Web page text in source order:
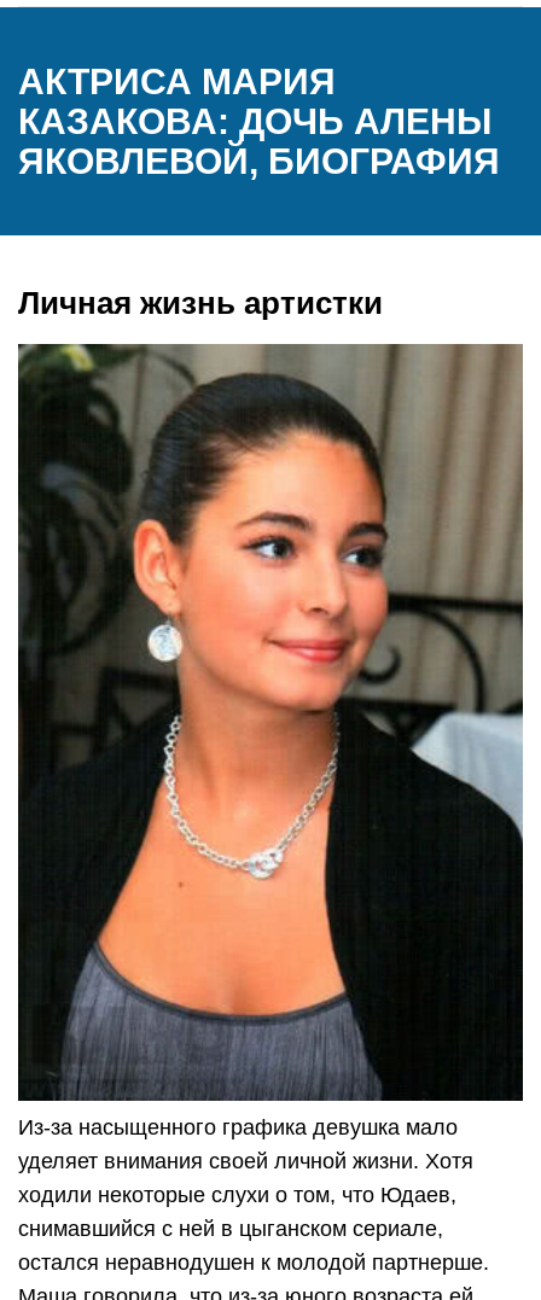
АКТРИСА МАРИЯ
КАЗАКОВА: ДОЧЬ АЛЕНЫ
ЯКОВЛЕВОЙ, БИОГРАФИЯ
Личная жизнь артистки
Из-за насыщенного графика девушка мало
уделяет внимания своей личной жизни. Хотя
ходили некоторые слухи о том, что Юдаев,
снимавшийся с ней в цыганском сериале,
остался неравнодушен к молодой партнерше.